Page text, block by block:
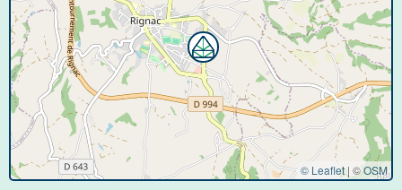
© Leaflet | ©OSM